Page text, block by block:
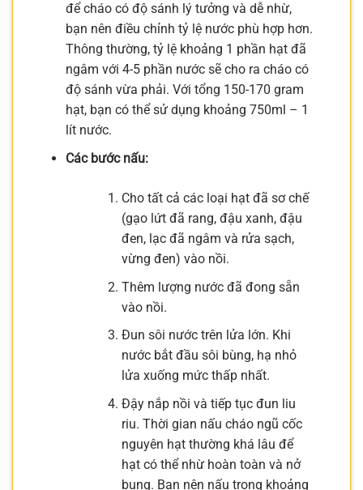
để cháo có độ sánh lý tưởng và dễ nhừ,
bạn nên điều chỉnh tỷ lệ nước phù hợp hơn.
Thông thường, tỷ lệ khoảng 1 phần hạt đã
ngâm với 4-5 phần nước sẽ cho ra cháo có
độ sánh vừa phải. Với tổng 150-170 gram
hạt, bạn có thể sử dụng khoảng 750ml – 1
lít nước.
Các bước nấu:
Cho tất cả các loại hạt đã sơ chế
(gạo lứt đã rang, đậu xanh, đậu
đen, lạc đã ngâm và rửa sạch,
vừng đen) vào nồi.
Thêm lượng nước đã đong sẵn
vào nồi.
Đun sôi nước trên lửa lớn. Khi
nước bắt đầu sôi bùng, hạ nhỏ
lửa xuống mức thấp nhất.
Đậy nắp nồi và tiếp tục đun liu
riu. Thời gian nấu cháo ngũ cốc
nguyên hạt thường khá lâu để
hạt có thể nhừ hoàn toàn và nở
bung. Bạn nên nấu trong khoảng